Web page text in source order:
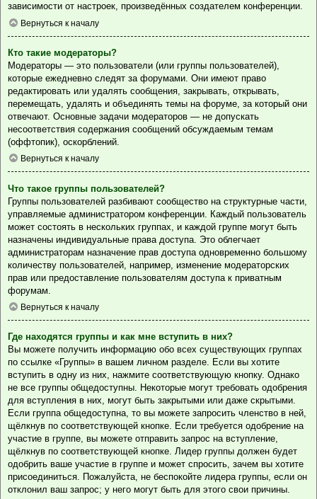
зависимости от настроек, произведённых создателем конференции.
Вернуться к началу
Кто такие модераторы?
Модераторы — это пользователи (или группы пользователей),
которые ежедневно следят за форумами. Они имеют право
редактировать или удалять сообщения, закрывать, открывать,
перемещать, удалять и объединять темы на форуме, за который они
отвечают. Основные задачи модераторов — не допускать
несоответствия содержания сообщений обсуждаемым темам
(оффтопик), оскорблений.
Вернуться к началу
Что такое группы пользователей?
Группы пользователей разбивают сообщество на структурные части,
управляемые администратором конференции. Каждый пользователь
может состоять в нескольких группах, и каждой группе могут быть
назначены индивидуальные права доступа. Это облегчает
администраторам назначение прав доступа одновременно большому
количеству пользователей, например, изменение модераторских
прав или предоставление пользователям доступа к приватным
форумам.
Вернуться к началу
Где находятся группы и как мне вступить в них?
Вы можете получить информацию обо всех существующих группах
по ссылке «Группы» в вашем личном разделе. Если вы хотите
вступить в одну из них, нажмите соответствующую кнопку. Однако
не все группы общедоступны. Некоторые могут требовать одобрения
для вступления в них, могут быть закрытыми или даже скрытыми.
Если группа общедоступна, то вы можете запросить членство в ней,
щёлкнув по соответствующей кнопке. Если требуется одобрение на
участие в группе, вы можете отправить запрос на вступление,
щёлкнув по соответствующей кнопке. Лидер группы должен будет
одобрить ваше участие в группе и может спросить, зачем вы хотите
присоединиться. Пожалуйста, не беспокойте лидера группы, если он
отклонил ваш запрос; у него могут быть для этого свои причины.